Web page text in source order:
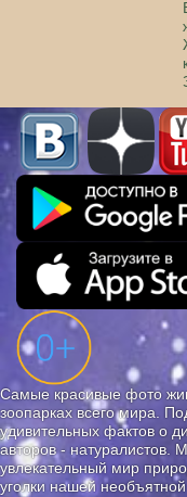
Самые красивые фото
зоопарках всего мира.
удивительных фактов о
авторов - натуралистов.
увлекательный мир
уголки нашей